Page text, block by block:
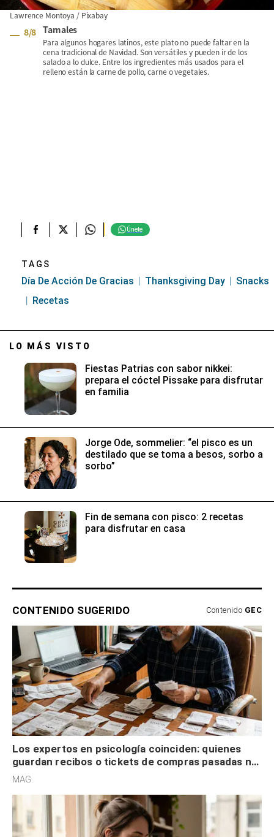
Lawrence Montoya / Pixabay
8/8 Tamales
Para algunos hogares latinos, este plato no puede faltar en la
cena tradicional de Navidad. Son versátiles y pueden ir de los
salado a lo dulce. Entre los ingredientes más usados para el
relleno están la carne de pollo, carne o vegetales.
Únete
TAGS
Día De Acción De Gracias Thanksgiving Day
Snacks
Recetas
LO MÁS VISTO
Fiestas Patrias con sabor nikkei:
prepara el cóctel Pissake para disfrutar
en familia
Jorge Ode, sommelier: “el pisco es un
destilado que se toma a besos, sorbo a
sorbo”
Fin de semana con pisco: 2 recetas
para disfrutar en casa
CONTENIDO SUGERIDO Contenido GEC
Los expertos en psicología coinciden: quienes
guardan recibos o tickets de compras pasadas no
son acumuladores, sino que tienen necesidad de
MAG.